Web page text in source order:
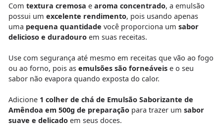
Com textura cremosa e aroma concentrado, a emulsão
possui um excelente rendimento, pois usando apenas
uma pequena quantidade você proporciona um sabor
delicioso e duradouroem suas receitas.
Use com segurança até mesmo em receitas que vão ao fogo
ou ao forno, pois as emulsões são forneáveise o seu
sabor não evapora quando exposta do calor.
Adicione 1 colher de chá de Emulsão Saborizante de
Amêndoa em 500g de preparaçãopara trazer um sabor
suave e delicadoem seus doces.